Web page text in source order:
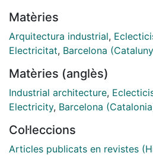
contemporànies similars, com
del Paral·lel de l'empresa rival,
Barcelonesa de Electricidad, de
volem destacar que Falqués hi
funcionalitat amb la voluntat de
que «expressi» el que significa
alhora que satisfaci la
de la nova companyia, entrant
Matèries
Arquitectura industrial,
Electricitat, Barcelona
Matèries (anglès)
Industrial architecture,
Electricity, Barcelona
Col·leccions
Articles publicats en revistes